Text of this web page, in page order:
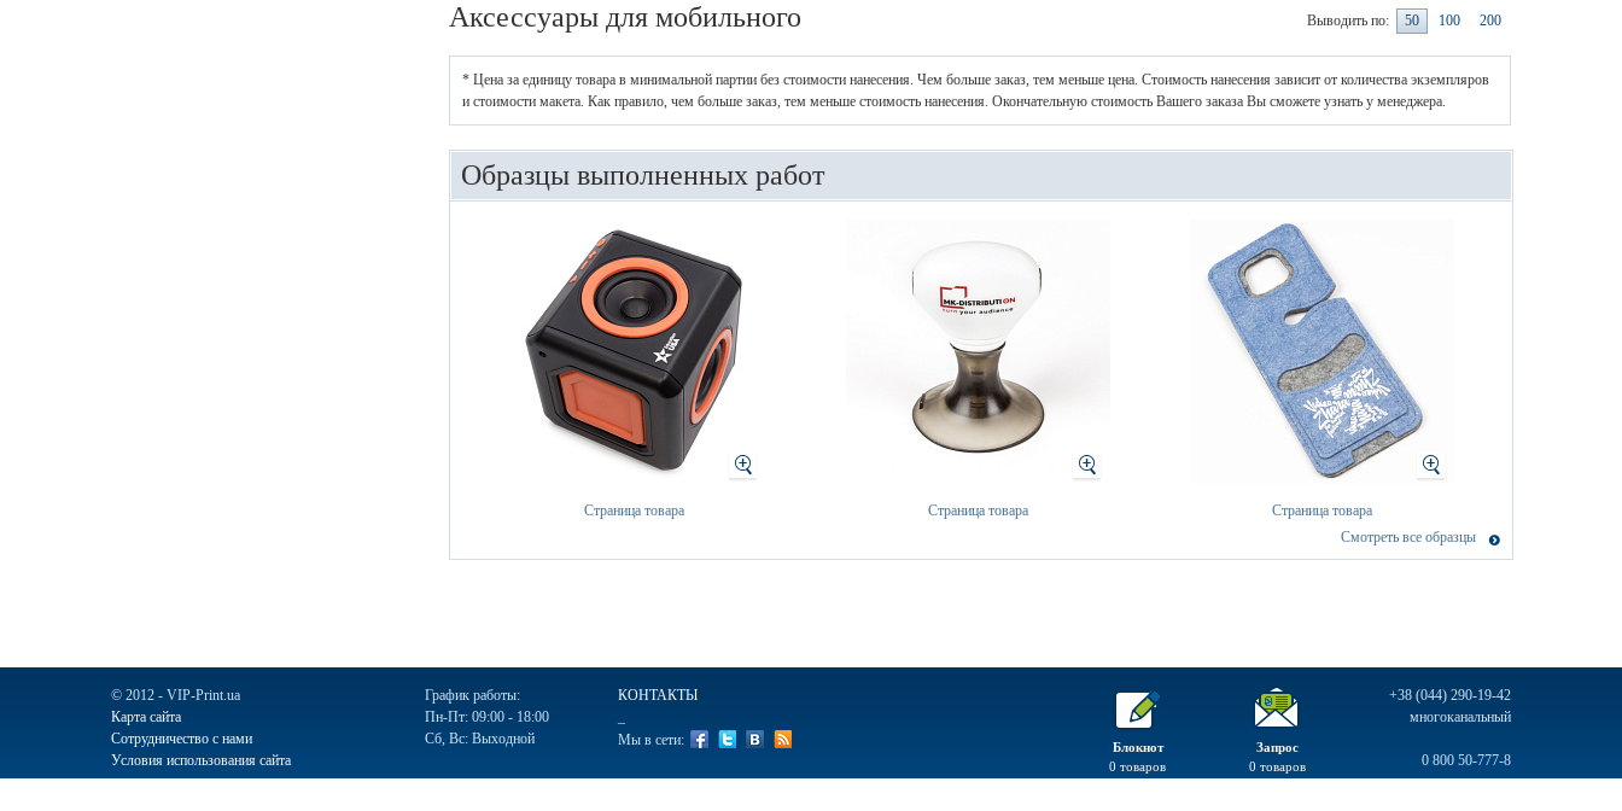
Аксессуары для мобильного Выводить по: 50 100 200
* Цена за единицу товара в минимальной партии без стоимости нанесения. Чем больше заказ, тем меньше цена. Стоимость нанесения зависит от количества экземпляров
и стоимости макета. Как правило, чем больше заказ, тем меньше стоимость нанесения. Окончательную стоимость Вашего заказа Вы сможете узнать у менеджера.
Образцы выполненных работ
Страница товара Страница товара
Страница товара
Смотреть все образцы
+38 (044) 290-19-42
многоканальный
0 800 50-777-8
Запрос
0 товаров
Блокнот
0 товаров
© 2012 - VIP-Print.ua
Карта сайта
Сотрудничество с нами
Условия использования сайта
График работы:
Пн-Пт: 09:00 - 18:00
Сб, Вс: Выходной
КОНТАКТЫ
Мы в сети: